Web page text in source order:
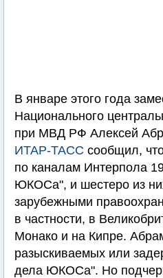
В январе этого года
Национального
при МВД РФ Алексей
ИТАР-ТАСС сообщил,
по каналам Интерпола
ЮКОСа", и шестеро из
зарубежными
в частности, в
Монако и на Кипре.
разыскиваемых или
дела ЮКОСа". Но